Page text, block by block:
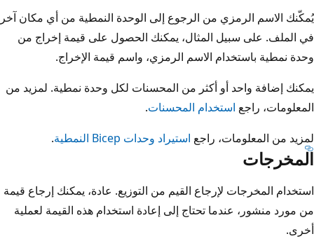
يُمكّنك الاسم الرمزي من الرجوع إلى الوحدة النمطية من أي مكان آخر
في الملف. على سبيل المثال، يمكنك الحصول على قيمة إخراج من
وحدة نمطية باستخدام الاسم الرمزي، واسم قيمة الإخراج.
يمكنك إضافة واحد أو أكثر من المحسنات لكل وحدة نمطية. لمزيد من
المعلومات، راجع استخدام المحسنات.
لمزيد من المعلومات، راجع استيراد وحدات Bicep النمطية .
المخرجات
استخدام المخرجات لإرجاع القيم من التوزيع. عادة، يمكنك إرجاع قيمة
من مورد منشور، عندما تحتاج إلى إعادة استخدام هذه القيمة لعملية
أخرى.